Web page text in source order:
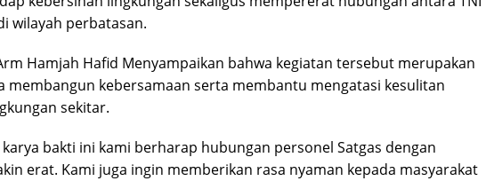
wilayah perbatasan.
Hamjah Hafid Menyampaikan bahwa kegiatan tersebut merupakan
membangun kebersamaan serta membantu mengatasi kesulitan
sekitar.
bakti ini kami berharap hubungan personel Satgas dengan
erat. Kami juga ingin memberikan rasa nyaman kepada masyarakat